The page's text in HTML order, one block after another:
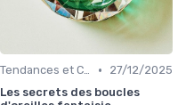
Tendances et Conseils de Style •
27/12/2025
Les secrets des boucles